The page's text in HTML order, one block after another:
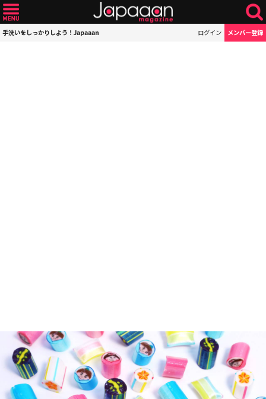
手洗いをしっかりしよう！Japaaan ログイン メンバー登録